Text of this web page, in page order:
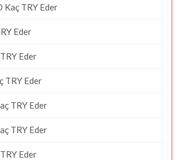
Kaç TRY Eder
Eder
Eder
TRY Eder
TRY Eder
TRY Eder
Eder